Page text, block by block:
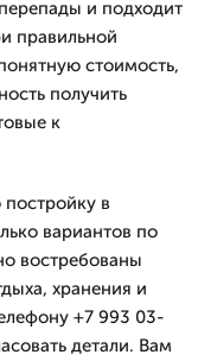
и подходит
правильной
стоимость,
получить
к
в
вариантов по
востребованы
хранения и
+7 993 03-
детали. Вам